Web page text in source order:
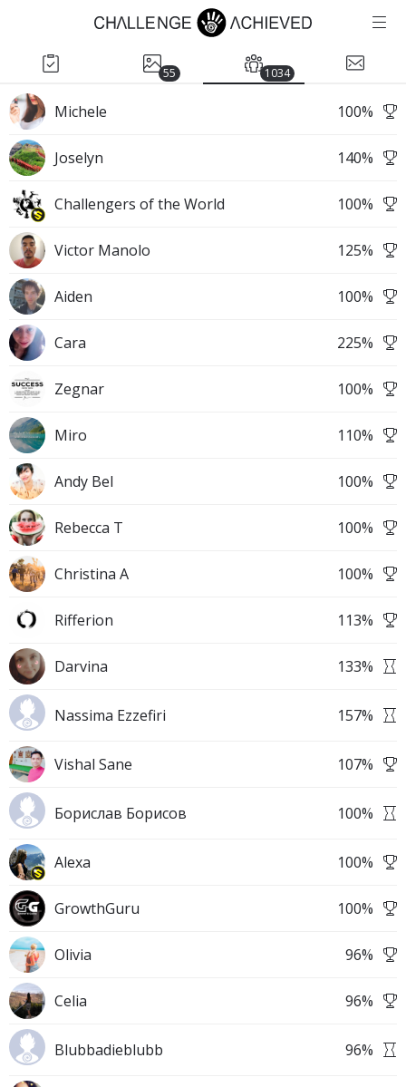
55 1034
Michele 100%
Joselyn 140%
Challengers of the World 100%
Victor Manolo 125%
Aiden 100%
Cara 225%
Zegnar 100%
Miro 110%
Andy Bel 100%
Rebecca T 100%
Christina A 100%
Rifferion 113%
Darvina 133%
Nassima Ezzefiri 157%
Vishal Sane 107%
Борислав Борисов 100%
Alexa 100%
GrowthGuru 100%
Olivia 96%
Celia 96%
Blubbadieblubb 96%